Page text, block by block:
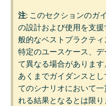
注: このセクションのガ
の設計および使用を支
般的なベストプラクテ
特定のユースケース、
て異なる場合があります
あくまでガイダンスと
てのシナリオにおいて
れる結果となるとは限り